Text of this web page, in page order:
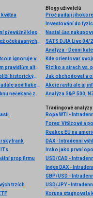
května
Americké akciové indexy na začátku obchodování převážně klesají
BREAKING: GBPUSD posiluje o 0,1 % po lepších než očekávaných údajích o britském HDP 🇬🇧 📈
Vlnová analýza pro pár BTC/USD na 29. ledna. Bitcoin ignoruje všechny překážky
MicroStrategy čelí miliardovým daním kvůli novým pravidlům alternativní firemní daně
Instant view: Wall Street se po makrodatech opět blíží historickým rekordům
EURUSD - Intradenní aktualizace: Měnový pár je nadále pod tlakem a míří pod 1,42
Makro: Průmyslová výroba Spojených Států v dubnu nečekaně zpomalila
Blogy uživatelů
Proč padají
Investování do
Nastal čas
SATS DJIA Live 04/
Analýza - Denní
Kde orientovať
Riziko a strach vs.
Jak obchodovat v
Akcie rastú ale aj
frank
prop firmu
trzích
Tradingové analýzy
Ropa WTI -
Forex: Vítězové a
DAX - Intradenní
Irsko jako první
USD/CAD -
Index DAX -
GBP/USD -
USD/JPY -
Koruna stagnovala